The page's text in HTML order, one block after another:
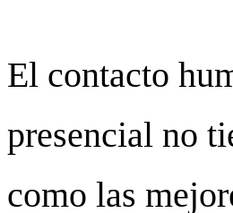
El contacto
presencial no
como las